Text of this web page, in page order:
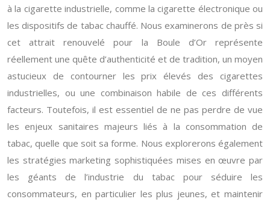
à la cigarette industrielle, comme la cigarette électronique ou
les dispositifs de tabac chauffé. Nous examinerons de près si
cet attrait renouvelé pour la Boule d’Or représente
réellement une quête d’authenticité et de tradition, un moyen
astucieux de contourner les prix élevés des cigarettes
industrielles, ou une combinaison habile de ces différents
facteurs. Toutefois, il est essentiel de ne pas perdre de vue
les enjeux sanitaires majeurs liés à la consommation de
tabac, quelle que soit sa forme. Nous explorerons également
les stratégies marketing sophistiquées mises en œuvre par
les géants de l’industrie du tabac pour séduire les
consommateurs, en particulier les plus jeunes, et maintenir